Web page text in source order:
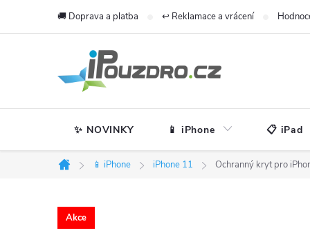
🚚 Doprava a platba ↩️ Reklamace a vrácení
✨ NOVINKY 📱 iPhone 📋 iPad
Domů
📱 iPhone iPhone 11 Ochranný kryt pro
Akce